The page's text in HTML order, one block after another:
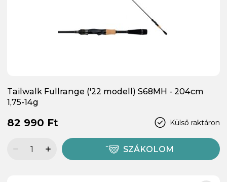
Tailwalk Fullrange ('22 modell) S68MH - 204cm
1,75-14g
Külső raktáron
82 990 Ft
SZÁKOLOM